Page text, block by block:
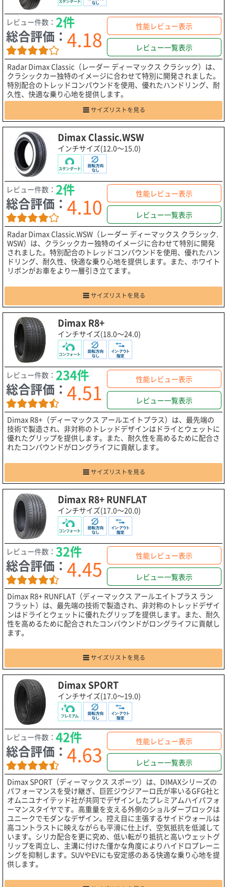
レビュー件数： 2件
総合評価： 4.18 性能レビュー表示
レビュー一覧表示
Radar Dimax Classic（レーダー ディーマックス クラシック）は、
クラシックカー独特のイメージに合わせて特別に開発されました。
特別配合のトレッドコンパウンドを使用、優れたハンドリング、耐
久性、快適な乗り心地を提供します。
サイズリストを見る
Dimax Classic.WSW
インチサイズ(12.0～15.0)
レビュー件数： 2件
総合評価： 4.10 性能レビュー表示
レビュー一覧表示
Radar Dimax Classic.WSW（レーダー ディーマックス クラシック.
WSW）は、クラシックカー独特のイメージに合わせて特別に開発
されました。特別配合のトレッドコンパウンドを使用、優れたハン
ドリング、耐久性、快適な乗り心地を提供します。また、ホワイト
リボンがお車をより一層引き立てます。
サイズリストを見る
Dimax R8+
インチサイズ(18.0～24.0)
レビュー件数： 234件
総合評価： 4.51 性能レビュー表示
レビュー一覧表示
Dimax R8+（ディーマックス アールエイトプラス）は、最先端の
技術で製造され、非対称のトレッドデザインはドライとウェットに
優れたグリップを提供します。また、耐久性を高めるために配合さ
れたコンパウンドがロングライフに貢献します。
サイズリストを見る
Dimax R8+ RUNFLAT
インチサイズ(17.0～20.0)
レビュー件数： 32件
総合評価： 4.45 性能レビュー表示
レビュー一覧表示
Dimax R8+ RUNFLAT（ディーマックス アールエイトプラス ラン
フラット）は、最先端の技術で製造され、非対称のトレッドデザイ
ンはドライとウェットに優れたグリップを提供します。また、耐久
性を高めるために配合されたコンパウンドがロングライフに貢献し
ます。
サイズリストを見る
Dimax SPORT
インチサイズ(17.0～19.0)
レビュー件数： 42件
総合評価： 4.63 性能レビュー表示
レビュー一覧表示
Dimax SPORT（ディーマックス スポーツ）は、DIMAXシリーズの
パフォーマンスを受け継ぎ、巨匠ジウジアーロ氏が率いるGFG社と
オムニユナイテッド社が共同でデザインしたプレミアムハイパフォ
ーマンスタイヤです。高重量を支える外側のショルダーブロックは
ユニークでモダンなデザイン。控え目に主張するサイドウォールは
高コントラストに映えながらも平滑に仕上げ、空気抵抗を低減して
います。シリカ配合を更に究め、低い転がり抵抗と高いウェットグ
リップを両立し、主溝に付けた僅かな角度によりハイドロプレーニ
ングを抑制します。SUVやEVにも安定感のある快適な乗り心地を提
供します。